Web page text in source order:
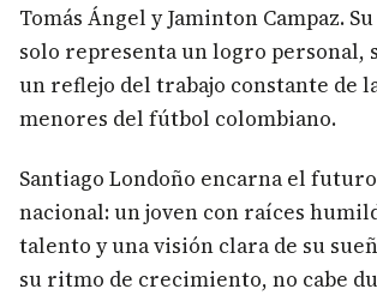
Tomás Ángel y Jaminton Campaz.
solo representa un logro personal,
un reflejo del trabajo constante de
menores del fútbol colombiano.
Santiago Londoño encarna el
nacional: un joven con raíces
talento y una visión clara de su
su ritmo de crecimiento, no cabe